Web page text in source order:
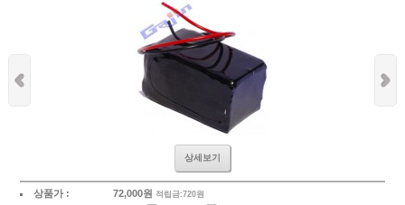
상세보기
상품가 : 72,000원 적립금:720원